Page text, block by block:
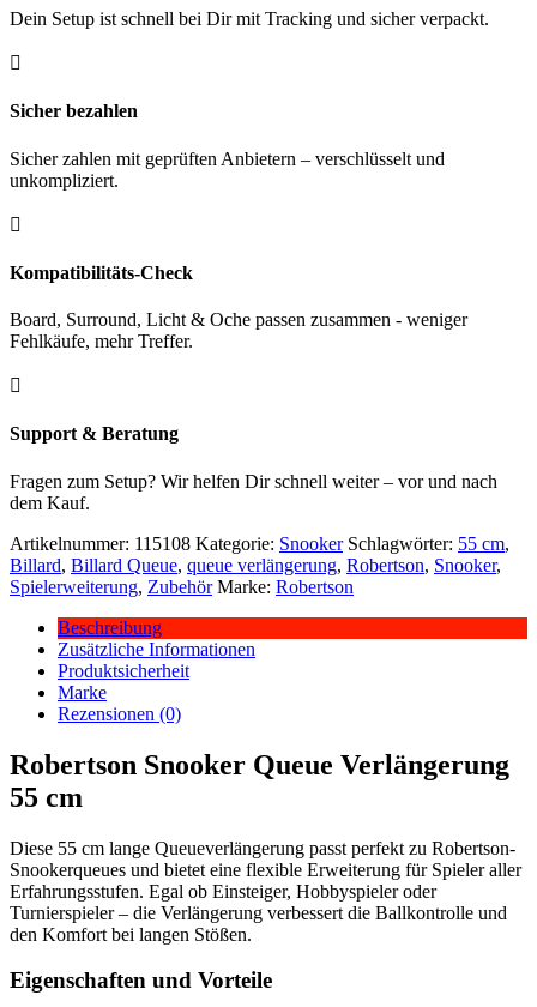
Dein Setup ist schnell bei Dir mit Tracking und sicher verpackt.

Sicher bezahlen
Sicher zahlen mit geprüften Anbietern – verschlüsselt und
unkompliziert.

Kompatibilitäts-Check
Board, Surround, Licht & Oche passen zusammen - weniger
Fehlkäufe, mehr Treffer.

Support & Beratung
Fragen zum Setup? Wir helfen Dir schnell weiter – vor und nach
dem Kauf.
Artikelnummer: 115108 Kategorie: Snooker Schlagwörter: 55 cm,
Billard, Billard Queue, queue verlängerung, Robertson, Snooker,
Spielerweiterung, Zubehör Marke: Robertson
Beschreibung
Zusätzliche Informationen
Produktsicherheit
Marke
Rezensionen (0)
Robertson Snooker Queue Verlängerung
55 cm
Diese 55 cm lange Queueverlängerung passt perfekt zu Robertson-
Snookerqueues und bietet eine flexible Erweiterung für Spieler aller
Erfahrungsstufen. Egal ob Einsteiger, Hobbyspieler oder
Turnierspieler – die Verlängerung verbessert die Ballkontrolle und
den Komfort bei langen Stößen.
Eigenschaften und Vorteile